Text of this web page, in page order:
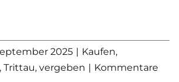
2025 | Kaufen,
, Trittau, vergeben | Kommentare